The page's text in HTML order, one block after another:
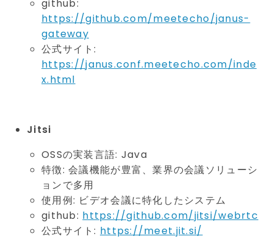
github:
https://github.com/meetecho/janus-
gateway
公式サイト:
https://janus.conf.meetecho.com/inde
x.html
Jitsi
OSSの実装言語: Java
特徴: 会議機能が豊富、業界の会議ソリューシ
ョンで多用
使用例: ビデオ会議に特化したシステム
github: https://github.com/jitsi/webrtc
公式サイト: https://meet.jit.si/